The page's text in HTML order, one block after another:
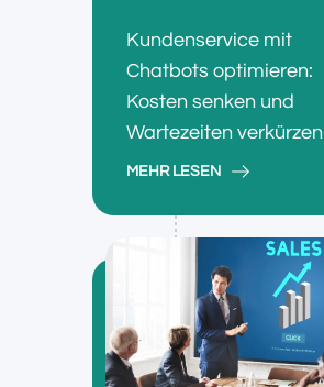
Kundenservice mit
Chatbots optimieren:
Kosten senken und
Wartezeiten verkürzen
MEHR LESEN